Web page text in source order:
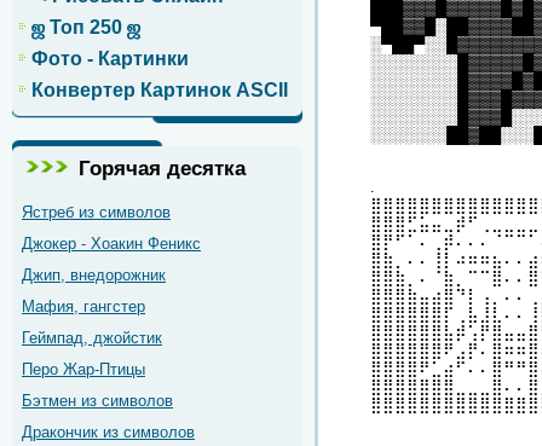
ஜ Топ 250 ஜ
Фото - Картинки
Конвертер Картинок ASCII
Горячая десятка
Ястреб из символов
Джокер - Хоакин Феникс
Джип, внедорожник
Мафия, гангстер
Геймпад, джойстик
Перо Жар-Птицы
Бэтмен из символов
Дракончик из символов
.